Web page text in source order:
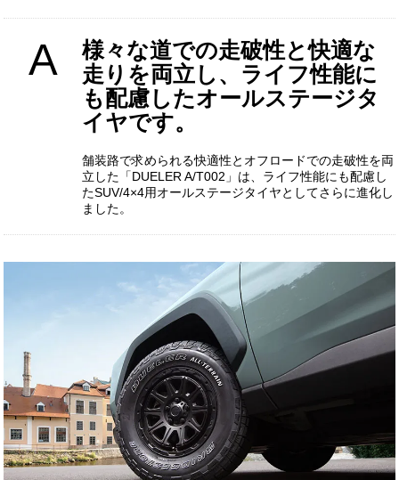
A
様々な道での走破性と快適な
走りを両立し、ライフ性能に
も配慮したオールステージタ
イヤです。
舗装路で求められる快適性とオフロードでの走破性を両
立した「DUELER A/T002」は、ライフ性能にも配慮し
たSUV/4×4用オールステージタイヤとしてさらに進化し
ました。